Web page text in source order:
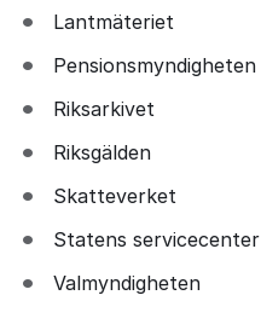
Lantmäteriet
Pensionsmyndigheten
Riksarkivet
Riksgälden
Skatteverket
Statens servicecenter
Valmyndigheten